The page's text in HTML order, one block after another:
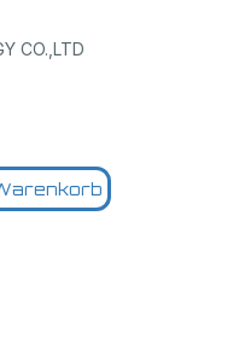
CO.,LTD